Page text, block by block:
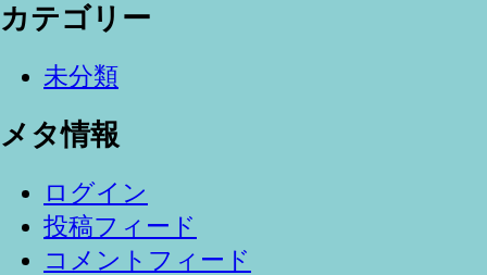
カテゴリー
未分類
メタ情報
ログイン
投稿フィード
コメントフィード